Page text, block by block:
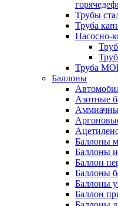
Трубы
Труба
Насосно-
Труба
Баллоны
Азотные
Баллоны
Баллоны
Баллон
Баллоны
Баллоны
Баллон